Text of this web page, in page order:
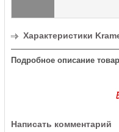
Характеристики
Подробное описание
Написать комментарий